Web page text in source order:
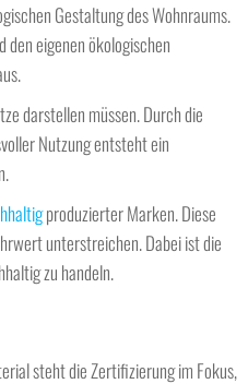
Gestaltung des Wohnraums.
eigenen ökologischen
darstellen müssen. Durch die
Nutzung entsteht ein
produzierter Marken. Diese
unterstreichen. Dabei ist die
zu handeln.
steht die Zertifizierung im Fokus,